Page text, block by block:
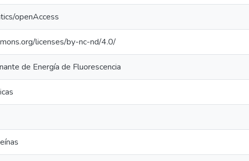
openAccess
licenses/by-nc-nd/4.0/
de Energía de Fluorescencia